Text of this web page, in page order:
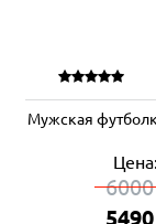
Мужская
Цена:
6000
5490